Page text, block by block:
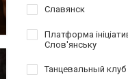
Славянск
Платформа
Слов'янську
Танцевальный